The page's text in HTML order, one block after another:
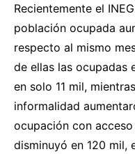
Recientemente el
población ocupada
respecto al mismo
de ellas las ocupadas
en solo 11 mil,
informalidad
ocupación con
disminuyó en 120 mil,